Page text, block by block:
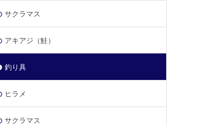
サクラマス
アキアジ（鮭）
釣り具
ヒラメ
サクラマス